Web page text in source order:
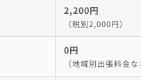
2,200円
（税別2,000円）
0円
（地域別出張料金